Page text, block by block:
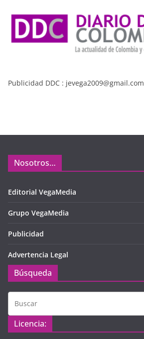
Publicidad DDC : jevega2009@gmail.com
Nosotros…
Editorial VegaMedia
Grupo VegaMedia
Publicidad
Advertencia Legal
Búsqueda
Licencia: